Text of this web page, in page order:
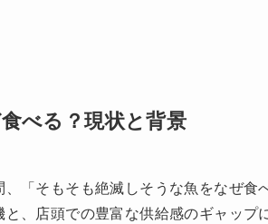
べる？現状と背景
「そもそも絶滅しそうな魚をなぜ食
、店頭での豊富な供給感のギャップ